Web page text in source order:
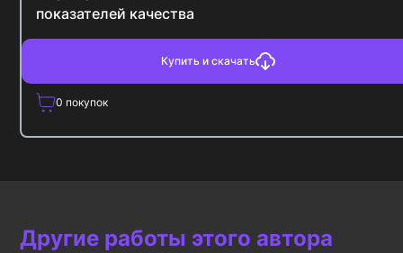
показателей качества
Купить и скачать
0 покупок
Другие работы этого автора